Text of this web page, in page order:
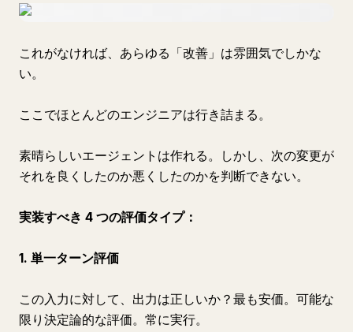
これがなければ、あらゆる「改善」は雰囲気でしかな
い。
ここでほとんどのエンジニアは行き詰まる。
素晴らしいエージェントは作れる。しかし、次の変更が
それを良くしたのか悪くしたのかを判断できない。
実装すべき 4 つの評価タイプ：
1. 単一ターン評価
この入力に対して、出力は正しいか？最も安価。可能な
限り決定論的な評価。常に実行。